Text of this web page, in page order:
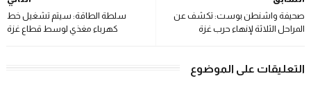
سلطة الطاقة: سيتم تشغيل خط
كهرباء مغذي لوسط قطاع غزة
صحيفة واشنطن بوست: تكشف عن
المراحل الثلاثة لإنهاء حرب غزة
التعليقات على الموضوع